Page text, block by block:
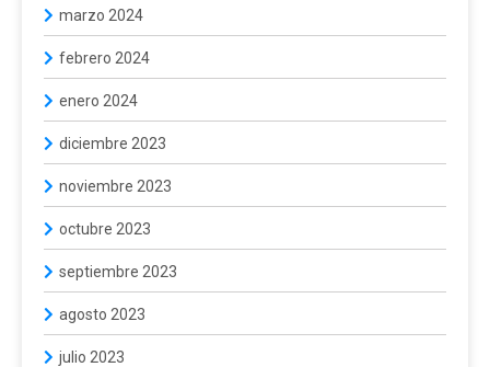
marzo 2024
febrero 2024
enero 2024
diciembre 2023
noviembre 2023
octubre 2023
septiembre 2023
agosto 2023
julio 2023